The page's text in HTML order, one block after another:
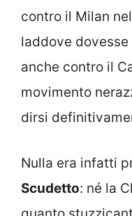
contro il Milan
laddove
anche contro il
movimento
dirsi
Nulla era infatti
Scudetto: né la